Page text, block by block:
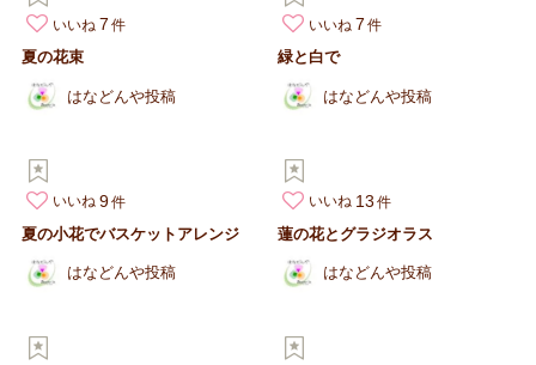
いいね 7
夏の花束
はなどんや投稿
いいね 7
緑と白で
はなどんや投稿
いいね 9
夏の小花でバスケットアレンジ
はなどんや投稿
いいね 13
蓮の花とグラジオラス
はなどんや投稿